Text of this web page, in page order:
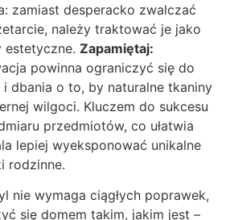
zamiast desperacko zwalczać
należy traktować je jako
estetyczne. Zapamiętaj:
powinna ograniczyć się do
dbania o to, by naturalne tkaniny
wilgoci. Kluczem do sukcesu
przedmiotów, co ułatwia
lepiej wyeksponować unikalne
rodzinne.
nie wymaga ciągłych poprawek,
się domem takim, jakim jest –